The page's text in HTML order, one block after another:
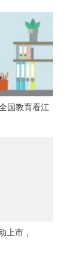
国教育看江
上市，